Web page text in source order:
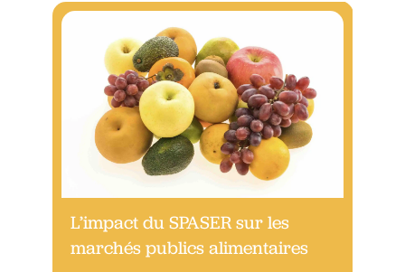
L’impact du SPASER sur les
marchés publics alimentaires